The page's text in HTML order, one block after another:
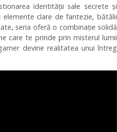
identității sale secrete și
clare de fantezie, bătălii
seria oferă o combinație solidă
care te prinde prin misterul lumii
devine realitatea unui întreg